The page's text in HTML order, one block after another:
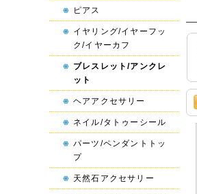
ピアス
イヤリング/イヤーフッ
ク/イヤーカフ
ブレスレット/アンクレ
ット
ヘアアクセサリー
ネイル/タトゥーシール
パーツ/ペンダントトッ
プ
天然石アクセサリー